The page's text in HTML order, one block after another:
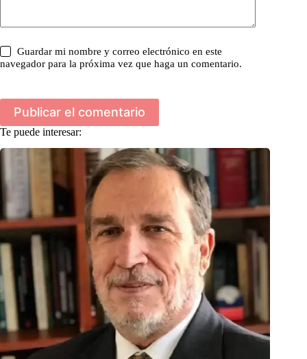
Guardar mi nombre y correo electrónico en este
navegador para la próxima vez que haga un comentario.
Publicar el comentario
Te puede interesar: